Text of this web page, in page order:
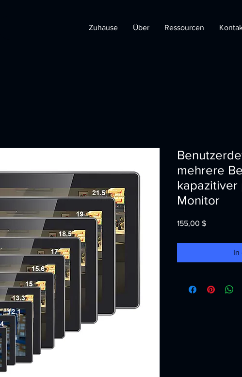
Zuhause Über Ressourcen
mehrere
kapazitiver
Monitor
155,00 $Preis
In